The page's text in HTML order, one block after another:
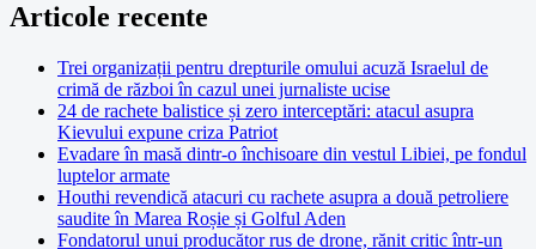
Articole recente
Trei organizații pentru drepturile omului acuză Israelul de
crimă de război în cazul unei jurnaliste ucise
24 de rachete balistice și zero interceptări: atacul asupra
Kievului expune criza Patriot
Evadare în masă dintr-o închisoare din vestul Libiei, pe fondul
luptelor armate
Houthi revendică atacuri cu rachete asupra a două petroliere
saudite în Marea Roșie și Golful Aden
Fondatorul unui producător rus de drone, rănit critic într-un